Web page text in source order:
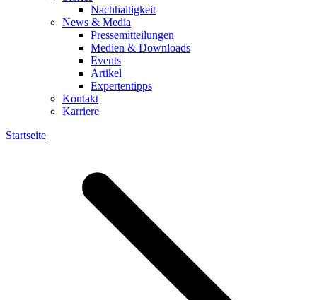
Nachhaltigkeit
News & Media
Pressemitteilungen
Medien & Downloads
Events
Artikel
Expertentipps
Kontakt
Karriere
Startseite